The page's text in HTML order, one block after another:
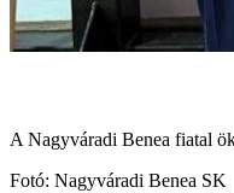
A Nagyváradi Benea fiatal
Fotó: Nagyváradi Benea SK